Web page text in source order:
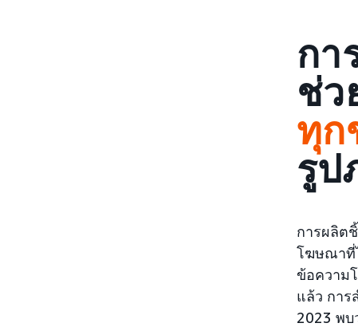
กา
ช่ว
ทุก
รูป
การผลิต
โฆษณาที่
ข้อความ
แล้ว การ
2023 พบ